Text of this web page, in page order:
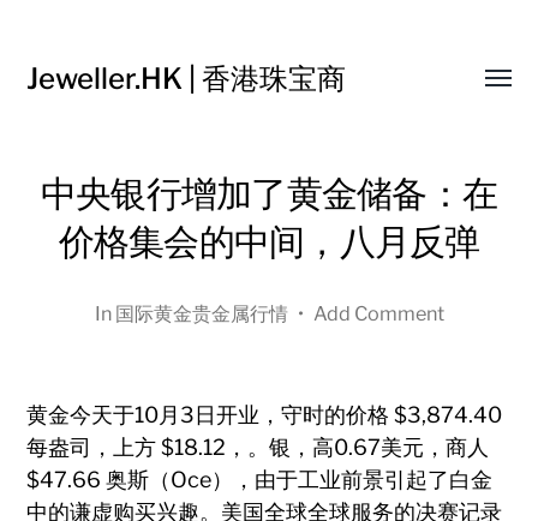
Jeweller.HK | 香港珠宝商
中央银行增加了黄金储备：在
价格集会的中间，八月反弹
In 国际黄金贵金属行情 • Add Comment
黄金今天于10月3日开业，守时的价格$3,874.40
每盎司，上方$18.12 ，。银，高0.67美元，商人
$47.66 奥斯（Oce），由于工业前景引起了白金
中的谦虚购买兴趣。美国全球全球服务的决赛记录